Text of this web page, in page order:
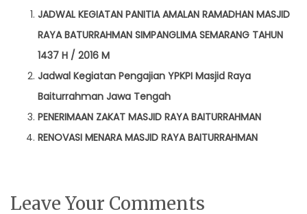
JADWAL KEGIATAN PANITIA AMALAN RAMADHAN MASJID
RAYA BATURRAHMAN SIMPANGLIMA SEMARANG TAHUN
1437 H / 2016 M
Jadwal Kegiatan Pengajian YPKPI Masjid Raya
Baiturrahman Jawa Tengah
PENERIMAAN ZAKAT MASJID RAYA BAITURRAHMAN
RENOVASI MENARA MASJID RAYA BAITURRAHMAN
Leave Your Comments